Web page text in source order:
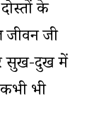
के
जी
सुख-दुख में
भी